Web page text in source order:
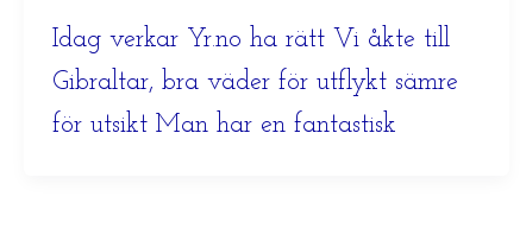
Idag verkar Yr.no ha rätt Vi åkte till
Gibraltar, bra väder för utflykt sämre
för utsikt Man har en fantastisk